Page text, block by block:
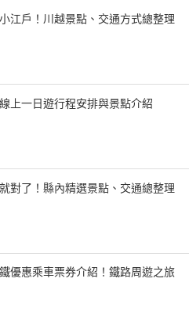
江戶！川越景點、交通方式總整理
上一日遊行程安排與景點介紹
對了！縣內精選景點、交通總整理
鐵優惠乘車票券介紹！鐵路周遊之旅